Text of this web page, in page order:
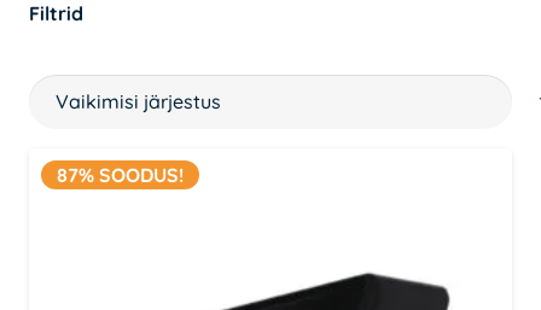
Filtrid
87% SOODUS!